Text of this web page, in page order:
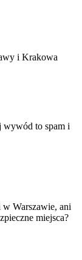
i Krakowa
wywód to spam i
w Warszawie, ani
miejsca?